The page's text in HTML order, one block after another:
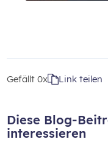
Gefällt0x Link teilen
Diese Blog-
interessieren